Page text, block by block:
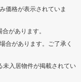
価格が表示されていま
があります。
合があります。ご了承く
未入居物件が掲載されてい